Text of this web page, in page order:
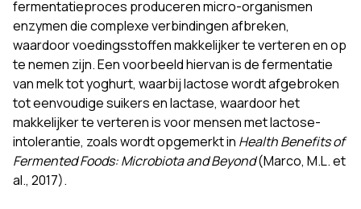
fermentatieproces produceren micro-organismen
enzymen die complexe verbindingen afbreken,
waardoor voedingsstoffen makkelijker te verteren en op
te nemen zijn. Een voorbeeld hiervan is de fermentatie
van melk tot yoghurt, waarbij lactose wordt afgebroken
tot eenvoudige suikers en lactase, waardoor het
makkelijker te verteren is voor mensen met lactose-
intolerantie, zoals wordt opgemerkt in Health Benefits of
Fermented Foods: Microbiota and Beyond(Marco, M.L. et
al., 2017).